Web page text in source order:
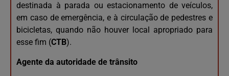
destinada à parada ou estacionamento de veículos,
em caso de emergência, e à circulação de pedestres e
bicicletas, quando não houver local apropriado para
esse fim (CTB).
Agente da autoridade de trânsito